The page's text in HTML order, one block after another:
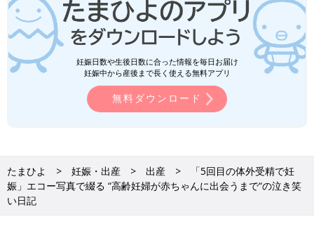
かったことと、赤ちゃんが本当に元気に育っているのかをはっき
りと確認したかったので、3D画像の撮影だけでも予約可能な産
院を探すことを決意。この時すでに赤ちゃんがこれ以上大きくな
妊娠日数や生後日数に合った情報を毎日お届け
妊娠中から産後まで長く使える無料アプリ
無料ダウンロード
たまひよ 妊娠・出産 出産
「5回目の体外受精で妊
娠」エコー写真で綴る “高齢妊婦が赤ちゃんに出会うまで“の泣き笑
い日記